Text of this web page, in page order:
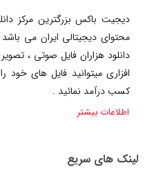
دیجیت باکس بزرگترین مرکز
محتوای دیجیتالی ایران می
دانلود هزاران فایل صوتی ،
افزاری میتوانید فایل های
کسب درآمد نمائید .
اطلاعات بیشتر
لینک های سریع